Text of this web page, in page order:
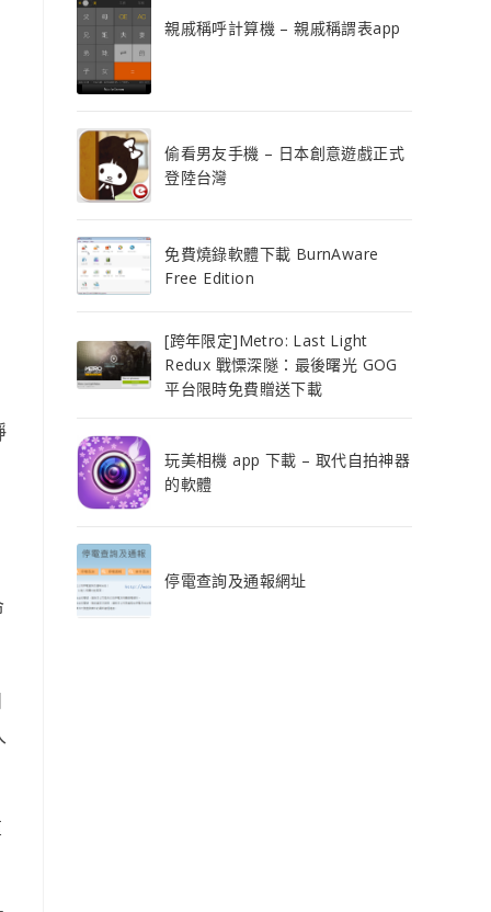
親戚稱呼計算機 – 親戚稱謂表app
偷看男友手機 – 日本創意遊戲正式
登陸台灣
免費燒錄軟體下載 BurnAware
Free Edition
[跨年限定]Metro: Last Light
Redux 戰慄深隧：最後曙光 GOG
平台限時免費贈送下載
玩美相機 app 下載 – 取代自拍神器
的軟體
停電查詢及通報網址